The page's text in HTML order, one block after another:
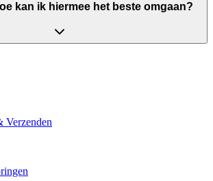
kan ik hiermee het beste omgaan?
Verzenden